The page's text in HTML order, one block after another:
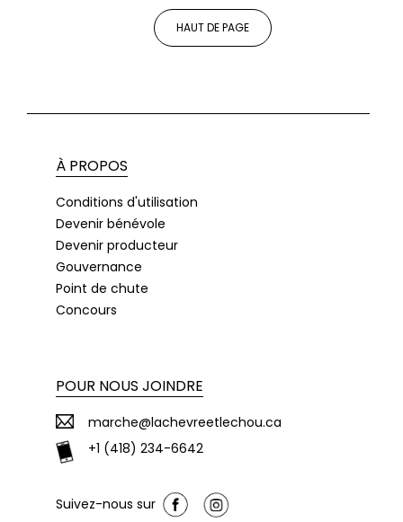
HAUT DE PAGE
À PROPOS
Conditions d'utilisation
Devenir bénévole
Devenir producteur
Gouvernance
Point de chute
Concours
POUR NOUS JOINDRE
marche@lachevreetlechou.ca
+1 (418) 234-6642
Suivez-nous sur